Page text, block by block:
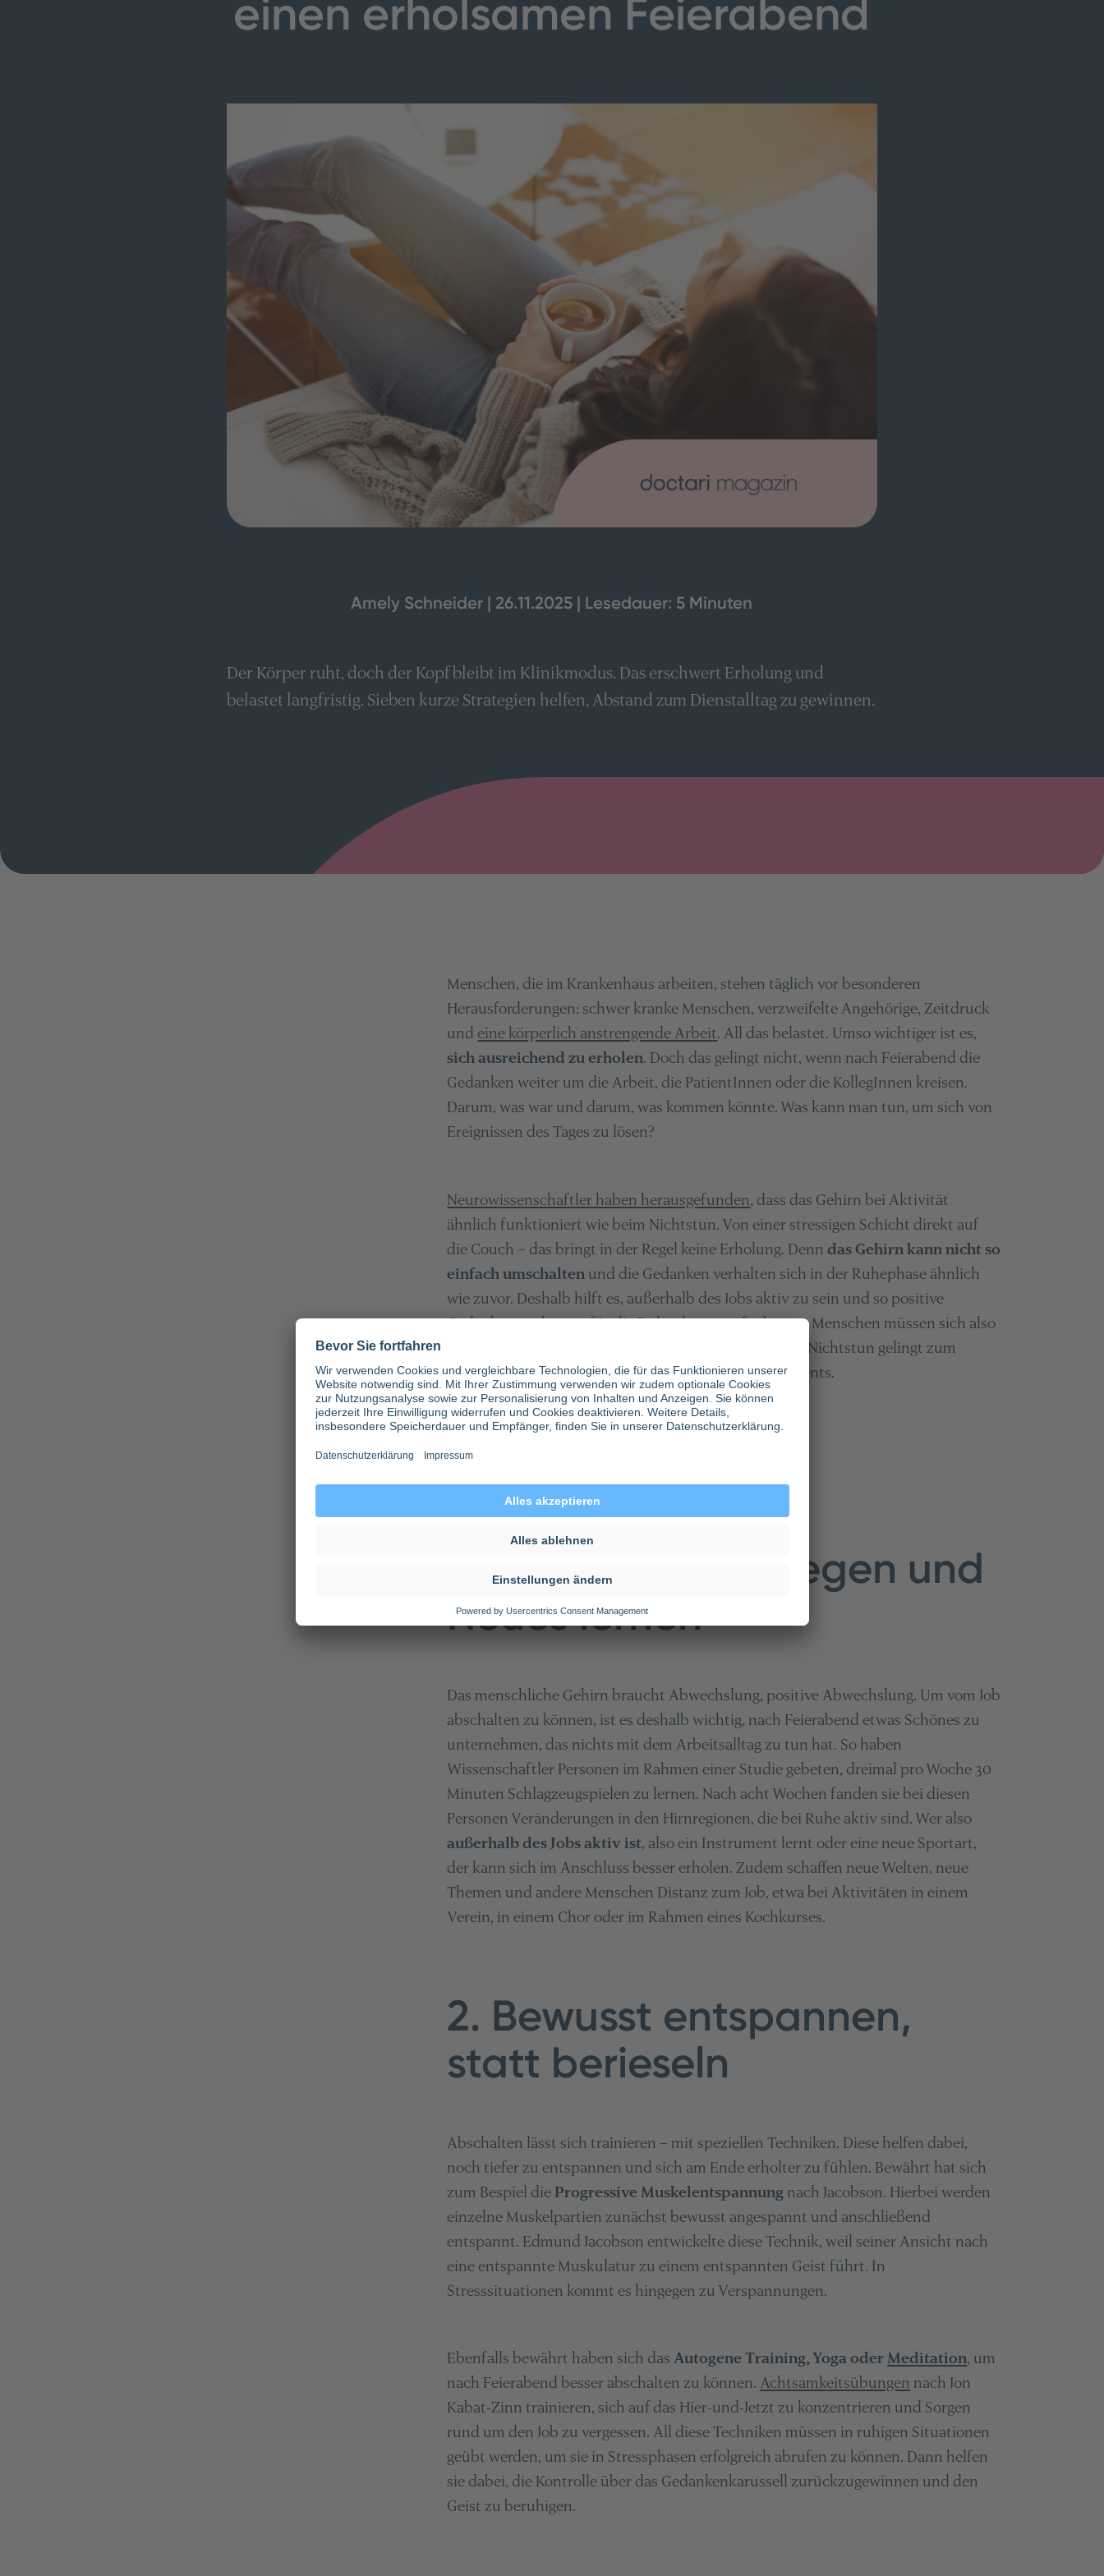
einen erholsamen Feierabend
Amely Schneider | 26.11.2025 | Lesedauer: 5 Minuten
Der Körper ruht, doch der Kopf bleibt im Klinikmodus. Das erschwert Erholung und
belastet langfristig. Sieben kurze Strategien helfen, Abstand zum Dienstalltag zu gewinnen.
7. Rituale integrieren, die den Feierabe…
Wenn nichts hilft: Grübeln kann krank ma…
Menschen, die im Krankenhaus arbeiten, stehen täglich vor besonderen
Herausforderungen: schwer kranke Menschen, verzweifelte Angehörige, Zeitdruck
undeine körperlich anstrengende Arbeit. All das belastet. Umso wichtiger ist es,
sich ausreichend zu erholen. Doch das gelingt nicht, wenn nach Feierabend die
Gedanken weiter um die Arbeit, die PatientInnen oder die KollegInnen kreisen.
Darum, was war und darum, was kommen könnte. Was kann man tun, um sich von
Ereignissen des Tages zu lösen?
Neurowissenschaftler haben herausgefunden, dass das Gehirn bei Aktivität
ähnlich funktioniert wie beim Nichtstun. Von einer stressigen Schicht direkt auf
die Couch – das bringt in der Regel keine Erholung. Denn das Gehirn kann nicht so
einfach umschalten und die Gedanken verhalten sich in der Ruhephase ähnlich
wie zuvor. Deshalb hilft es, außerhalb des Jobs aktiv zu sein und so positive
Gedankenstrukturen für die Ruhephasen aufzubauen. Menschen müssen sich also
aktiv darum kümmern, dass das Entspannen bzw. das Nichtstun gelingt zum
Beispiel beim Sport oder beim Erlernen eines Instruments.
1. Musizieren, bewegen und
Neues lernen
Das menschliche Gehirn braucht Abwechslung, positive Abwechslung. Um vom Job
abschalten zu können, ist es deshalb wichtig, nach Feierabend etwas Schönes zu
unternehmen, das nichts mit dem Arbeitsalltag zu tun hat. So haben
Wissenschaftler Personen im Rahmen einer Studie gebeten, dreimal pro Woche 30
Minuten Schlagzeugspielen zu lernen. Nach acht Wochen fanden sie bei diesen
Personen Veränderungen in den Hirnregionen, die bei Ruhe aktiv sind. Wer also
außerhalb des Jobs aktiv ist, also ein Instrument lernt oder eine neue Sportart,
der kann sich im Anschluss besser erholen. Zudem schaffen neue Welten, neue
Themen und andere Menschen Distanz zum Job, etwa bei Aktivitäten in einem
Verein, in einem Chor oder im Rahmen eines Kochkurses.
2. Bewusst entspannen,
statt berieseln
Abschalten lässt sich trainieren – mit speziellen Techniken. Diese helfen dabei,
noch tiefer zu entspannen und sich am Ende erholter zu fühlen. Bewährt hat sich
zum Bespiel dieProgressive Muskelentspannung nach Jacobson. Hierbei werden
einzelne Muskelpartien zunächst bewusst angespannt und anschließend
entspannt. Edmund Jacobson entwickelte diese Technik, weil seiner Ansicht nach
eine entspannte Muskulatur zu einem entspannten Geist führt. In
Stresssituationen kommt es hingegen zu Verspannungen.
Ebenfalls bewährt haben sich das Autogene Training, Yoga oder Meditation, um
nach Feierabend besser abschalten zu können. Achtsamkeitsübungen nach Jon
Kabat-Zinn trainieren, sich auf das Hier-und-Jetzt zu konzentrieren und Sorgen
rund um den Job zu vergessen. All diese Techniken müssen in ruhigen Situationen
geübt werden, um sie in Stressphasen erfolgreich abrufen zu können. Dann helfen
sie dabei, die Kontrolle über das Gedankenkarussell zurückzugewinnen und den
Geist zu beruhigen.